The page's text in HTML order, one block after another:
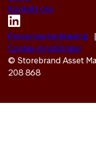
Kontakt oss
Personvernerklæring
Cookie-innstillinger
© Storebrand Asset
208 868